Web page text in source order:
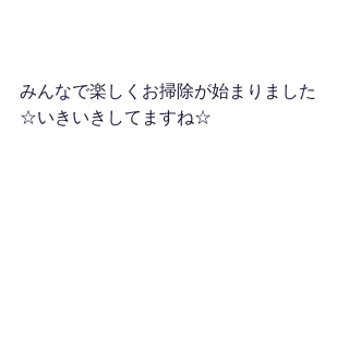
みんなで楽しくお掃除が始まりました
☆いきいきしてますね☆